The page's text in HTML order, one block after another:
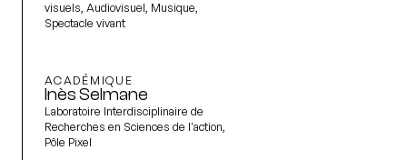
visuels, Audiovisuel, Musique,
Spectacle vivant
ACADÉMIQUE
Inès Selmane
Laboratoire Interdisciplinaire de
Recherches en Sciences de l'action,
Pôle Pixel